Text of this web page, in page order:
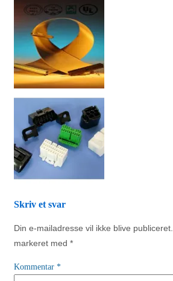
Skriv et svar
Din e-mailadresse vil ikke blive publiceret.
markeret med *
Kommentar *